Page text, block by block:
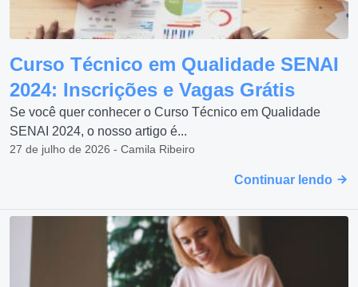
Curso Técnico em Qualidade SENAI
2024: Inscrições e Vagas Grátis
Se você quer conhecer o Curso Técnico em Qualidade
SENAI 2024, o nosso artigo é...
27 de julho de 2026 - Camila Ribeiro
Continuar lendo